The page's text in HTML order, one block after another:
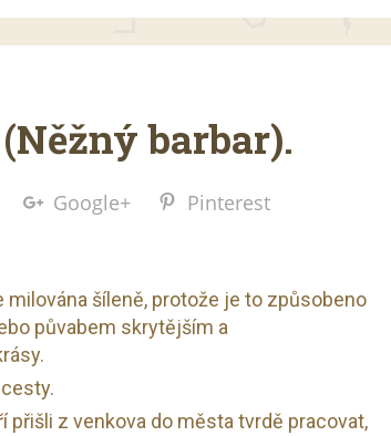
barbar).
Google+ Pinterest
milována šíleně, protože je to způsobeno
půvabem skrytějším a
přišli z venkova do města tvrdě pracovat,